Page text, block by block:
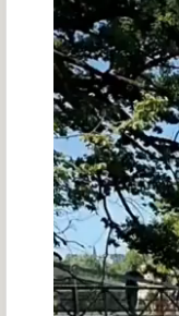
de
vídeo